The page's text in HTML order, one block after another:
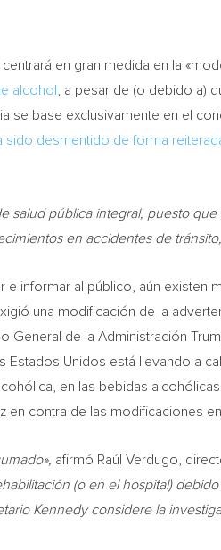
en gran medida en la
alcohol
, a pesar de (o debido a)
se base exclusivamente en el
sido desmentido de forma
salud pública integral, puesto
en accidentes de
informar al público, aún existen
una modificación de la
General de la Administración
Unidos está llevando a
en las bebidas
contra de las modificaciones en
afirmó Raúl Verdugo,
(o en el hospital)
Kennedy considere la